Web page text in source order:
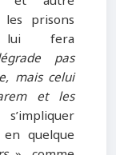
prisons
fera
pas
mais celui
et les
quelque